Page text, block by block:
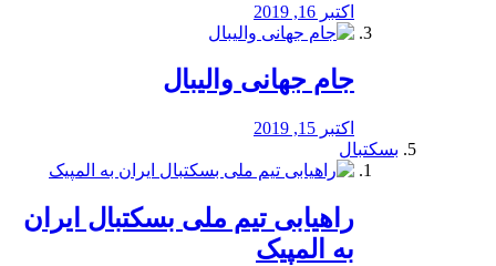
اکتبر 16, 2019
جام جهانی والیبال
اکتبر 15, 2019
بسکتبال
راهیابی تیم ملی بسکتبال ایران
به المپیک